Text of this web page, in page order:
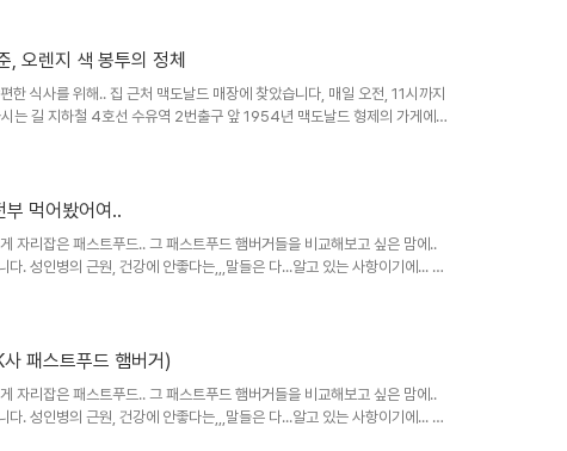
, 오렌지 색 봉투의 정체
한 식사를 위해.. 집 근처 맥도날드 매장에 찾았습니다, 매일 오전, 11시까지
는 길 지하철 4호선 수유역 2번출구 앞 1954년 맥도날드 형제의 가게에서
메뉴 전부 먹어봤어여..
자리잡은 패스트푸드.. 그 패스트푸드 햄버거들을 비교해보고 싶은 맘에..
. 성인병의 근원, 건강에 안좋다는,,,말들은 다...알고 있는 사항이기에... 오
을래? (맥,버,롯,K사 패스트푸드 햄버거)
자리잡은 패스트푸드.. 그 패스트푸드 햄버거들을 비교해보고 싶은 맘에..
. 성인병의 근원, 건강에 안좋다는,,,말들은 다...알고 있는 사항이기에... 오